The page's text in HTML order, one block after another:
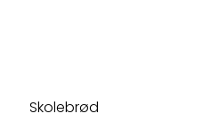
Skolebrød